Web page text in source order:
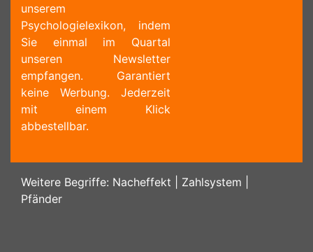
unserem
Psychologielexikon, indem
Sie einmal im Quartal
unseren Newsletter
empfangen. Garantiert
keine Werbung. Jederzeit
mit einem Klick
abbestellbar.
Weitere Begriffe: Nacheffekt Zahlsystem
Pfänder